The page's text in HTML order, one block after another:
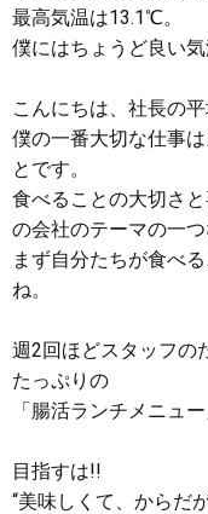
最高気温は13.1℃。
僕にはちょうど良い気
こんにちは、社長の
僕の一番大切な仕事
とです。
食べることの大切さ
の会社のテーマの一つ
まず自分たちが食べ
ね。
週2回ほどスタッフの
たっぷりの
「腸活ランチメニュ
目指すは!!
“美味しくて、からだ